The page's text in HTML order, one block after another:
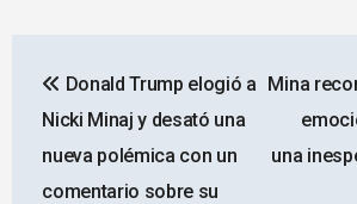
de
entradas
Donald Trump elogió a
Nicki Minaj y desató una
nueva polémica con un
comentario sobre su
Mina
una